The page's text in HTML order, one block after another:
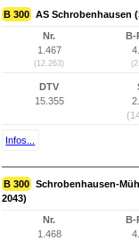
B 300 AS Schrobenhausen
Nr.
1.467
(12.263)
B-
DTV
15.355
Infos...
B 300 Schrobenhausen-
2043)
Nr.
1.468
B-